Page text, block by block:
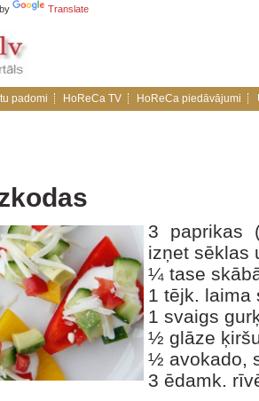
Translate
padomi HoReCa TV HoReCa piedāvājumi
3 paprikas
izņet sēklas
¼ tase
1 tējk. laima
1 svaigs
½ glāze
½ avokado,
3 ēdamk.